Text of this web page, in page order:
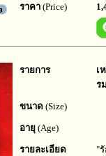
ราคา (Price)
รายการ
เ
ร
ขนาด (Size)
อายุ (Age)
รายละเอียด
"